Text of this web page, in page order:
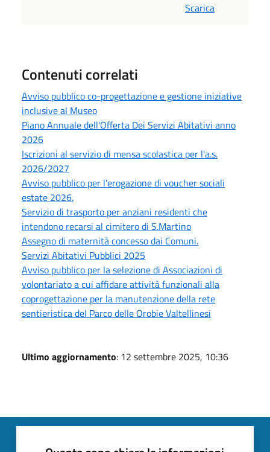
Scarica
Contenuti correlati
Avviso pubblico co-progettazione e gestione iniziative
inclusive al Museo
Piano Annuale dell'Offerta Dei Servizi Abitativi anno
2026
Iscrizioni al servizio di mensa scolastica per l'a.s.
2026/2027
Avviso pubblico per l'erogazione di voucher sociali
estate 2026.
Servizio di trasporto per anziani residenti che
intendono recarsi al cimitero di S.Martino
Assegno di maternità concesso dai Comuni.
Servizi Abitativi Pubblici 2025
Avviso pubblico per la selezione di Associazioni di
volontariato a cui affidare attività funzionali alla
coprogettazione per la manutenzione della rete
sentieristica del Parco delle Orobie Valtellinesi
Ultimo aggiornamento: 12 settembre 2025, 10:36